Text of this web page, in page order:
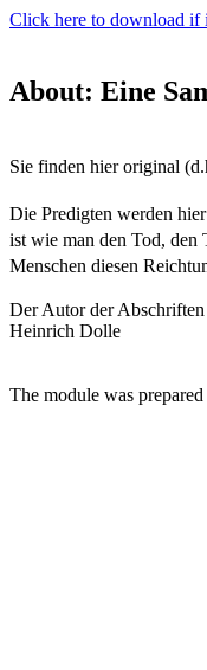
Click here to download if
About: Eine
Sie finden hier original
Die Predigten werden
ist wie man den Tod, den
Menschen diesen
Der Autor der
Heinrich Dolle
The module was